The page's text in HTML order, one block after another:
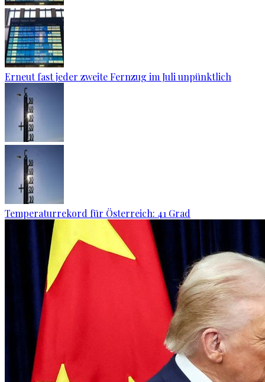
Erneut fast jeder zweite Fernzug im Juli unpünktlich
Temperaturrekord für Österreich: 41 Grad